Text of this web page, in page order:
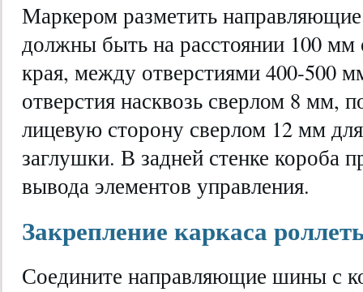
Маркером разметить
должны быть на расстоянии 100 мм
края, между отверстиями 400-500
отверстия насквозь сверлом 8 мм,
лицевую сторону сверлом 12 мм
заглушки. В задней стенке короба
вывода элементов управления.
Закрепление каркаса
Соедините направляющие шины с